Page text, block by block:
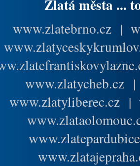
Zlatá města ...
www.zlatebrno.cz |
www.zlatycheb.cz
www.zlatyliberec.cz |